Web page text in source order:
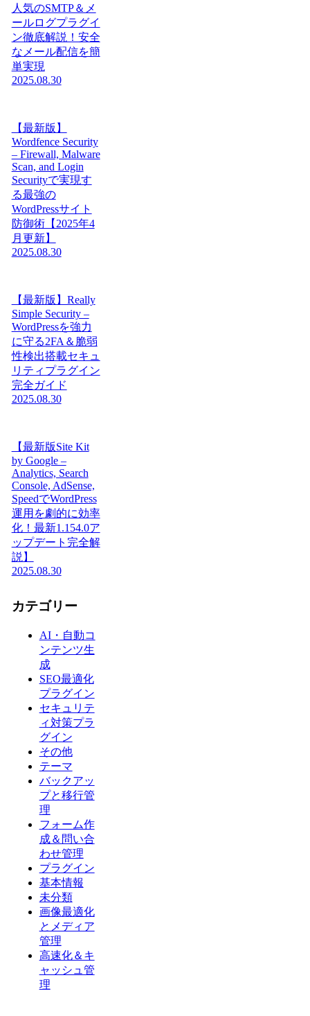
人気のSMTP＆メ
ールログプラグイ
ン徹底解説！安全
なメール配信を簡
単実現
2025.08.30
【最新版】
Wordfence Security
– Firewall, Malware
Scan, and Login
Securityで実現す
る最強の
WordPressサイト
防御術【2025年4
月更新】
2025.08.30
【最新版】Really
Simple Security –
WordPressを強力
に守る2FA＆脆弱
性検出搭載セキュ
リティプラグイン
完全ガイド
2025.08.30
【最新版Site Kit
by Google –
Analytics, Search
Console, AdSense,
SpeedでWordPress
運用を劇的に効率
化！最新1.154.0ア
ップデート完全解
説】
2025.08.30
カテゴリー
AI・自動コ
ンテンツ生
成
SEO最適化
プラグイン
セキュリテ
ィ対策プラ
グイン
その他
テーマ
バックアッ
プと移行管
理
フォーム作
成＆問い合
わせ管理
プラグイン
基本情報
未分類
画像最適化
とメディア
管理
高速化＆キ
ャッシュ管
理